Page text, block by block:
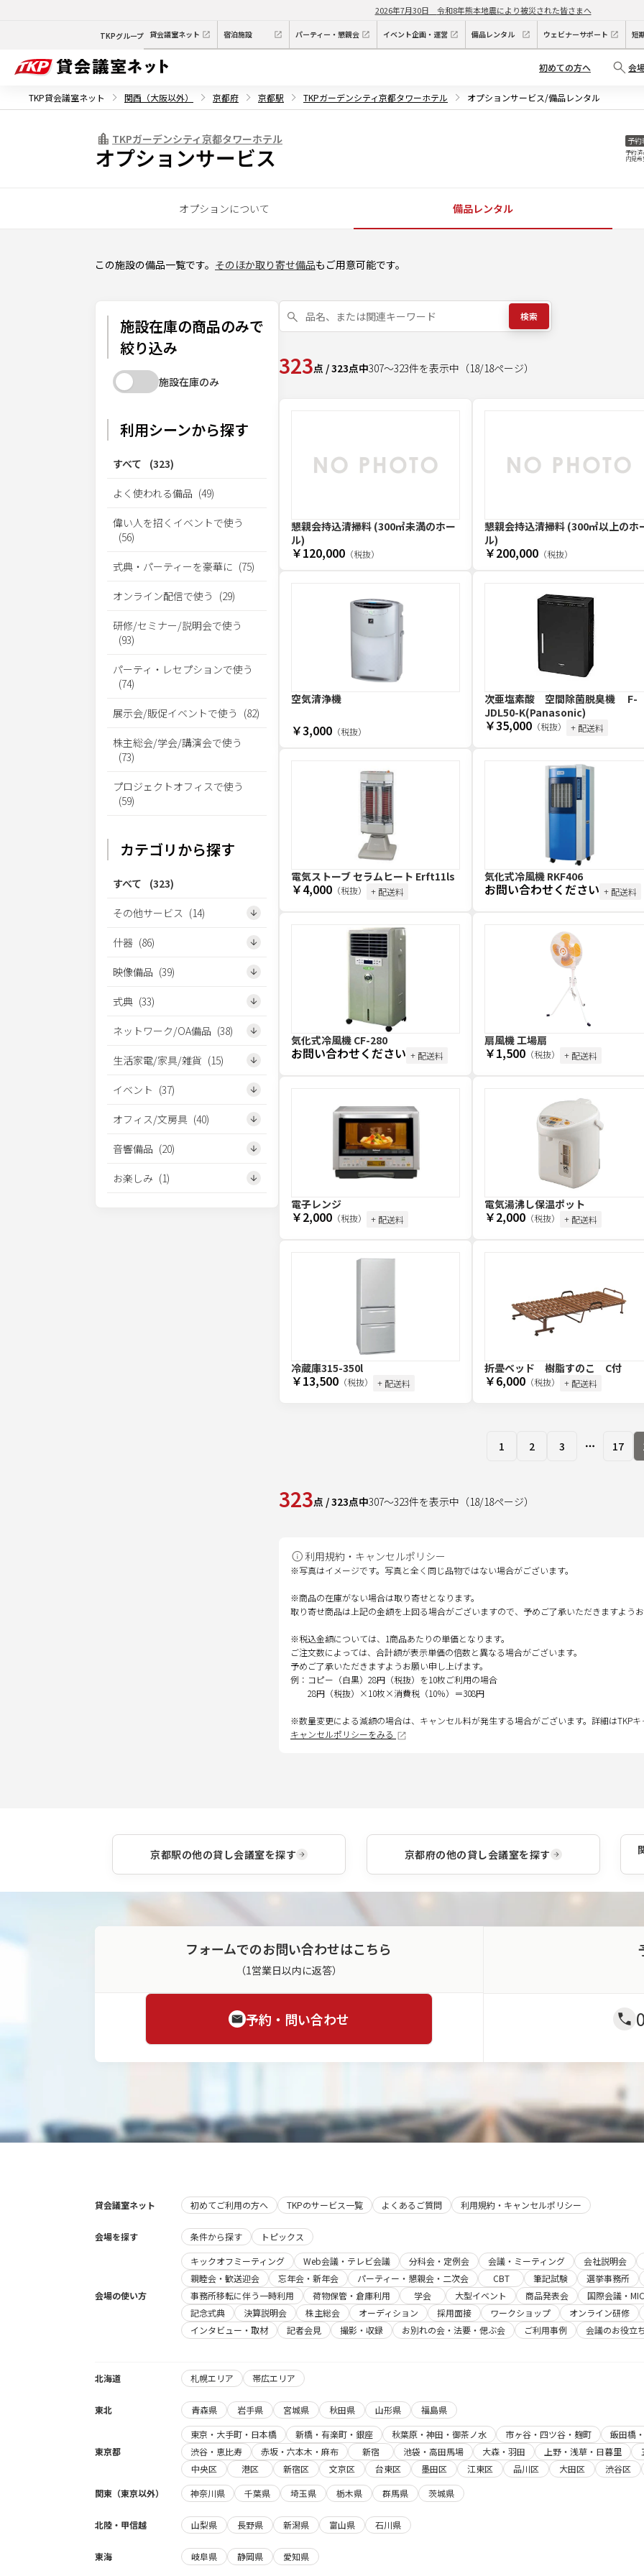
2026年7月30日 令和8年熊本地震により被災された皆さまへ
TKPグループ 貸会議室ネット 宿泊施設 パーティー・懇親会 イベント企画・運営 備品レンタル ウェビナーサポート 短
初めての方へ 会
TKP貸会議室ネット 関西（大阪以外） 京都府 京都駅 TKPガーデンシティ京都タワーホテル オプションサービス/備品レンタル
TKPガーデンシティ京都タワーホテル
オプションサービス
予約
予約済
内見
オプションについて 備品レンタル
この施設の備品一覧です。 そのほか取り寄せ備品もご用意可能です。
施設在庫の商品のみで
絞り込み
施設在庫のみ
利用シーンから探す
すべて (323)
よく使われる備品 (49)
偉い人を招くイベントで使う
(56)
式典・パーティーを豪華に (75)
オンライン配信で使う (29)
研修/セミナー/説明会で使う
(93)
パーティ・レセプションで使う
(74)
展示会/販促イベントで使う (82)
株主総会/学会/講演会で使う
(73)
プロジェクトオフィスで使う
(59)
カテゴリから探す
すべて (323)
その他サービス (14)
什器 (86)
映像備品 (39)
式典 (33)
ネットワーク/OA備品 (38)
生活家電/家具/雑貨 (15)
イベント (37)
オフィス/文房具 (40)
音響備品 (20)
お楽しみ (1)
検索
323点 /323点中307～323件を表示中 （18/18ページ）
懇親会持込清掃料 (300㎡未満のホー
ル)
￥120,000 （税抜）
懇親会持込清掃料 (300㎡以上のホ
ル)
￥200,000 （税抜）
空気清浄機
￥3,000 （税抜）
次亜塩素酸 空間除菌脱臭機 F-
JDL50-K(Panasonic)
￥35,000 （税抜） + 配送料
電気ストーブ セラムヒート Erft11ls
￥4,000 （税抜） + 配送料
気化式冷風機 RKF406
お問い合わせください + 配送料
気化式冷風機 CF-280
お問い合わせください + 配送料
扇風機 工場扇
￥1,500 （税抜） + 配送料
電子レンジ
￥2,000 （税抜） + 配送料
電気湯沸し保温ポット
￥2,000 （税抜） + 配送料
冷蔵庫315-350l
￥13,500 （税抜） + 配送料
折畳ベッド 樹脂すのこ C付
￥6,000 （税抜） + 配送料
1 2 3 More17
323点 /323点中307～323件を表示中 （18/18ページ）
利用規約・キャンセルポリシー
※写真はイメージです。写真と全く同じ品物ではない場合がございます。
※商品の在庫がない場合は取り寄せとなります。
取り寄せ商品は上記の金額を上回る場合がございますので、予めご了承いただきますよう
※税込金額については、1商品あたりの単価となります。
ご注文数によっては、合計額が表示単価の倍数と異なる場合がございます。
予めご了承いただきますようお願い申し上げます。
例：コピー（白黒）28円（税抜）を10枚ご利用の場合
28円（税抜）×10枚×消費税（10％）＝308円
※数量変更による減額の場合は、キャンセル料が発生する場合がございます。詳細はTKP
キャンセルポリシーをみる
京都駅の他の貸し会議室を探す 京都府の他の貸し会議室を探す
フォームでのお問い合わせはこちら
（1営業日以内に返答）
予約・問い合わせ
貸会議室ネット 初めてご利用の方へ TKPのサービス一覧 よくあるご質問 利用規約・キャンセルポリシー
会場を探す 条件から探す トピックス
会場の使い方
キックオフミーティング Web会議・テレビ会議 分科会・定例会 会議・ミーティング
会社説明会
親睦会・歓送迎会
忘年会・新年会 パーティー・懇親会・二次会 CBT 筆記試験
選挙事務所
事務所移転に伴う一時利用
荷物保管・倉庫利用 学会 大型イベント 商品発表会
国際会議・
記念式典
決算説明会 株主総会 オーディション 採用面接 ワークショップ
オンライン研修
インタビュー・取材
記者会見 撮影・収録 お別れの会・法要・偲ぶ会 ご利用事例 会議のお役立
北海道 札幌エリア 帯広エリア
東北 青森県 岩手県 宮城県 秋田県 山形県 福島県
東京都
東京・大手町・日本橋 新橋・有楽町・銀座 秋葉原・神田・御茶ノ水 市ヶ谷・四ツ谷・麹町
飯田橋
渋谷・恵比寿
赤坂・六本木・麻布 新宿 池袋・高田馬場 大森・羽田 上野・浅草・日暮里
中央区
港区 新宿区 文京区 台東区 墨田区 江東区 品川区 大田区
渋谷区
関東（東京以外）
神奈川県 千葉県 埼玉県 栃木県 群馬県 茨城県
北陸・甲信越 山梨県 長野県 新潟県 富山県 石川県
東海 岐阜県 静岡県 愛知県